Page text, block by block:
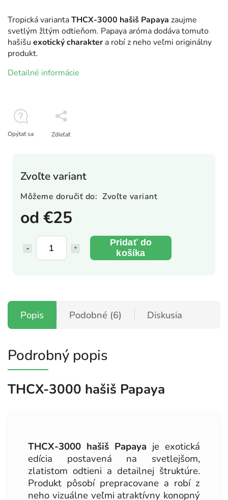
od€25
Pridať do
košíka
Zvoľte variant
Môžeme doručiť do: Zvoľte variant
Tropická variantaTHCX-3000 hašiš Papaya zaujme
svetlým žltým odtieňom. Papaya aróma dodáva tomuto
hašišu exotický charakter a robí z neho veľmi originálny
produkt.
Detailné informácie
Opýtať sa Zdieľať
Popis Podobné (6) Diskusia
Podrobný popis
THCX-3000 hašiš Papaya
THCX-3000 hašiš Papaya je exotická
edícia postavená na svetlejšom,
zlatistom odtieni a detailnej štruktúre.
Produkt pôsobí prepracovane a robí z
neho vizuálne veľmi atraktívny konopný